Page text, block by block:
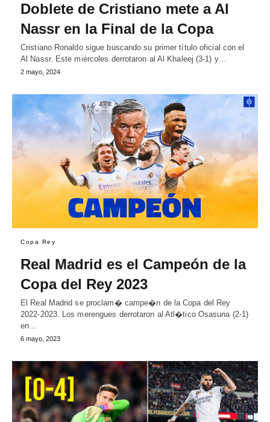
Doblete de Cristiano mete a Al
Nassr en la Final de la Copa
Cristiano Ronaldo sigue buscando su primer título oficial con el
Al Nassr. Este miércoles derrotaron al Al Khaleej (3-1) y…
2 mayo, 2024
Copa Rey
Real Madrid es el Campeón de la
Copa del Rey 2023
El Real Madrid se proclam� campe�n de la Copa del Rey
2022-2023. Los merengues derrotaron al Atl�tico Osasuna (2-1)
en…
6 mayo, 2023